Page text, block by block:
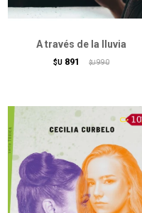
A través de la lluvia
$U 891 $U 990